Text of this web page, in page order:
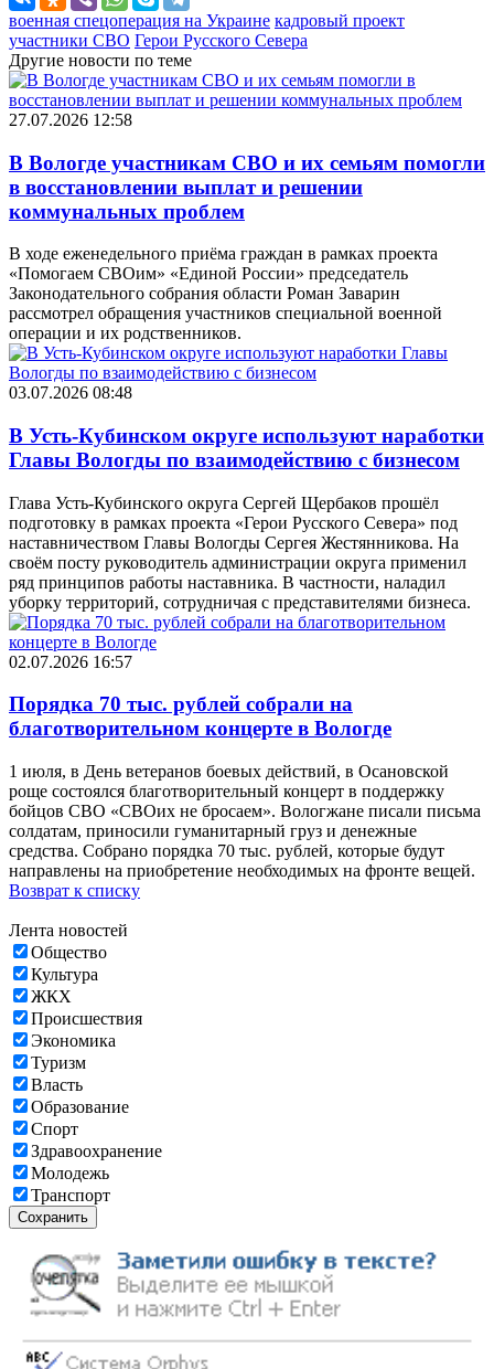
военная спецоперация на Украине кадровый проект
участники СВО Герои Русского Севера
Другие новости по теме
27.07.2026 12:58
В Вологде участникам СВО и их семьям помогли
в восстановлении выплат и решении
коммунальных проблем
В ходе еженедельного приёма граждан в рамках проекта
«Помогаем СВОим» «Единой России» председатель
Законодательного собрания области Роман Заварин
рассмотрел обращения участников специальной военной
операции и их родственников.
03.07.2026 08:48
В Усть-Кубинском округе используют наработки
Главы Вологды по взаимодействию с бизнесом
Глава Усть-Кубинского округа Сергей Щербаков прошёл
подготовку в рамках проекта «Герои Русского Севера» под
наставничеством Главы Вологды Сергея Жестянникова. На
своём посту руководитель администрации округа применил
ряд принципов работы наставника. В частности, наладил
уборку территорий, сотрудничая с представителями бизнеса.
02.07.2026 16:57
Порядка 70 тыс. рублей собрали на
благотворительном концерте в Вологде
1 июля, в День ветеранов боевых действий, в Осановской
роще состоялся благотворительный концерт в поддержку
бойцов СВО «СВОих не бросаем». Вологжане писали письма
солдатам, приносили гуманитарный груз и денежные
средства. Собрано порядка 70 тыс. рублей, которые будут
направлены на приобретение необходимых на фронте вещей.
Возврат к списку
Лента новостей
Общество
Культура
ЖКХ
Происшествия
Экономика
Туризм
Власть
Образование
Спорт
Здравоохранение
Молодежь
Транспорт
Сохранить